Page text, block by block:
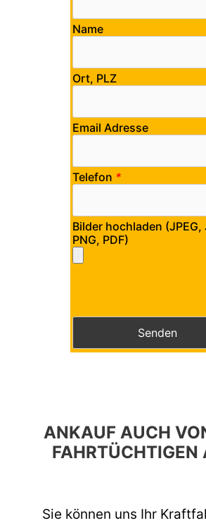
Name
Ort, PLZ
Email Adresse
Telefon *
Bilder hochladen (JPEG,
PNG, PDF)
Bitte lasse dieses Feld
ANKAUF AUCH
FAHRTÜCHTIGEN
Sie können uns Ihr